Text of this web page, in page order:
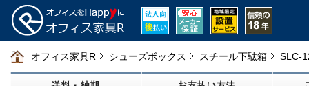
オフィス家具R シューズボックス スチール下駄箱 SLC-